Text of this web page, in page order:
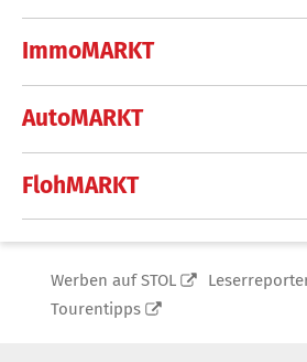
ImmoMARKT
AutoMARKT
FlohMARKT
Werben auf STOL
Tourentipps